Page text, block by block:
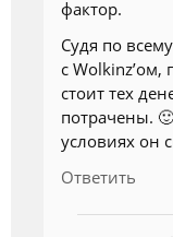
фактор.
Судя по
с Wolkinz’ом,
стоит тех
потрачены.
условиях он
Ответить